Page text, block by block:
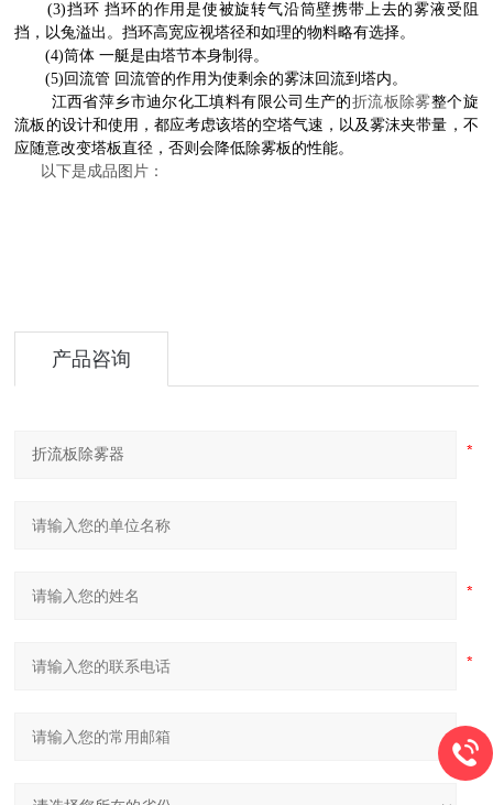
(3)挡环 挡环的作用是使被旋转气沿筒壁携带上去的雾液受阻
挡，以兔溢出。挡环高宽应视塔径和如理的物料略有选择。
(4)筒体 一艇是由塔节本身制得。
(5)回流管 回流管的作用为使剩余的雾沫回流到塔内。
江西省萍乡市迪尔化工填料有限公司生产的折流板除雾整个旋
流板的设计和使用，都应考虑该塔的空塔气速，以及雾沫夹带量，不
应随意改变塔板直径，否则会降低除雾板的性能。
以下是成品图片：
产品咨询